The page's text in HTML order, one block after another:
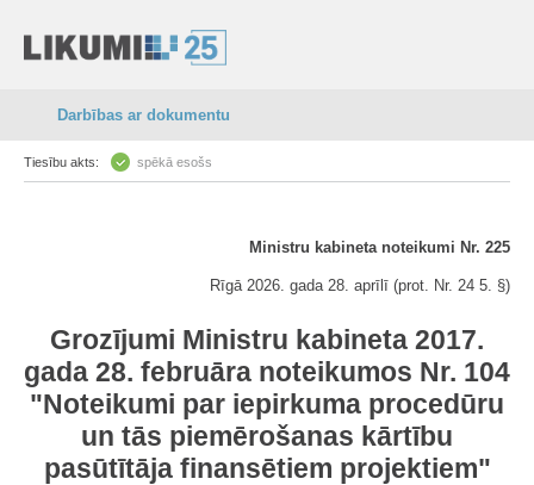
Darbības ar dokumentu
Tiesību akts: spēkā esošs
Ministru kabineta noteikumi Nr. 225
Rīgā 2026. gada 28. aprīlī (prot. Nr. 24 5. §)
Grozījumi Ministru kabineta 2017.
gada 28. februāra noteikumos Nr. 104
"Noteikumi par iepirkuma procedūru
un tās piemērošanas kārtību
pasūtītāja finansētiem projektiem"